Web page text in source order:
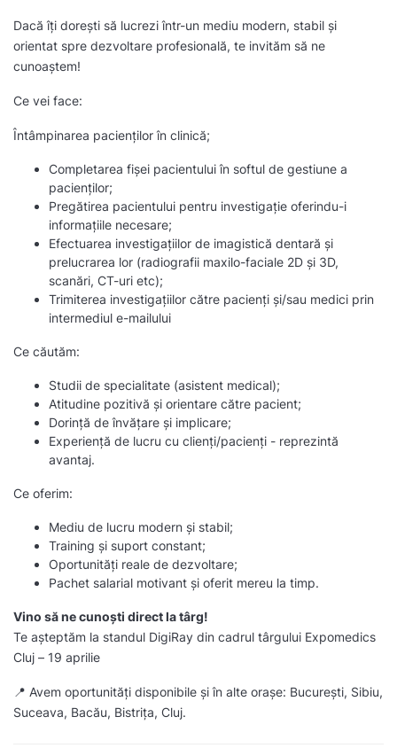
Dacă îți dorești să lucrezi într-un mediu modern, stabil și
orientat spre dezvoltare profesională, te invităm să ne
cunoaștem!
Ce vei face:
Întâmpinarea pacienților în clinică;
Completarea fișei pacientului în softul de gestiune a
pacienților;
Pregătirea pacientului pentru investigație oferindu-i
informațiile necesare;
Efectuarea investigațiilor de imagistică dentară și
prelucrarea lor (radiografii maxilo-faciale 2D și 3D,
scanări, CT-uri etc);
Trimiterea investigațiilor către pacienți și/sau medici prin
intermediul e-mailului
Ce căutăm:
Studii de specialitate (asistent medical);
Atitudine pozitivă și orientare către pacient;
Dorință de învățare și implicare;
Experiență de lucru cu clienți/pacienți - reprezintă
avantaj.
Ce oferim:
Mediu de lucru modern și stabil;
Training și suport constant;
Oportunități reale de dezvoltare;
Pachet salarial motivant și oferit mereu la timp.
Vino să ne cunoști direct la târg!
Te așteptăm la standul DigiRay din cadrul târgului Expomedics
Cluj – 19 aprilie
📍 Avem oportunități disponibile și în alte orașe: București, Sibiu,
Suceava, Bacău, Bistrița, Cluj.